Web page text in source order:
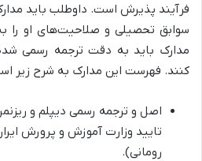
فرآیند پذیرش است. داوطلب باید
سوابق تحصیلی و صلاحیت‌های او را
مدارک باید به دقت ترجمه رسمی
کنند. فهرست این مدارک به شرح زیر
اصل و ترجمه رسمی دیپلم و
تایید وزارت آموزش و پرورش
رومانی).